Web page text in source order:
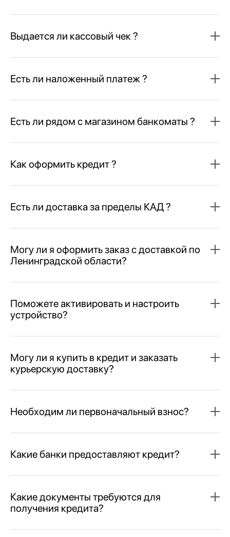
Выдается ли кассовый чек ?
Есть ли наложенный платеж ?
Есть ли рядом с магазином банкоматы ?
Как оформить кредит ?
Есть ли доставка за пределы КАД ?
Могу ли я оформить заказ с доставкой по
Ленинградской области?
Поможете активировать и настроить
устройство?
Могу ли я купить в кредит и заказать
курьерскую доставку?
Необходим ли первоначальный взнос?
Какие банки предоставляют кредит?
Какие документы требуются для
получения кредита?